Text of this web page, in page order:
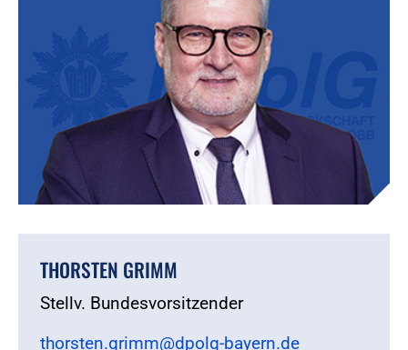
THORSTEN GRIMM
Stellv. Bundesvorsitzender
thorsten.grimm@dpolg-bayern.de